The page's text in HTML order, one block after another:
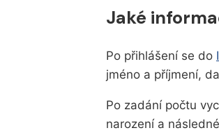
Jaké
Po přihlášení se do
jméno a příjmení,
Po zadání počtu
narození a